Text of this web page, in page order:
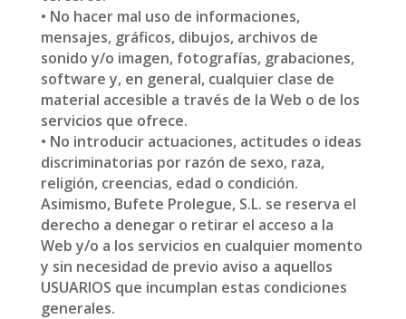
• No hacer mal uso de informaciones,
mensajes, gráficos, dibujos, archivos de
sonido y/o imagen, fotografías, grabaciones,
software y, en general, cualquier clase de
material accesible a través de la Web o de los
servicios que ofrece.
• No introducir actuaciones, actitudes o ideas
discriminatorias por razón de sexo, raza,
religión, creencias, edad o condición.
Asimismo, Bufete Prolegue, S.L. se reserva el
derecho a denegar o retirar el acceso a la
Web y/o a los servicios en cualquier momento
y sin necesidad de previo aviso a aquellos
USUARIOS que incumplan estas condiciones
generales.